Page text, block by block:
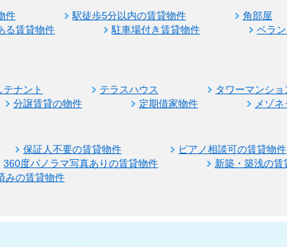
件 駅徒歩5分以内の賃貸物件
角部屋
る賃貸物件
駐車場付き賃貸物件
ベラ
テナント テラスハウス タワーマンショ
分譲賃貸の物件 定期借家物件 メゾネ
保証人不要の賃貸物件 ピアノ相談可の賃貸物件
360度パノラマ写真ありの賃貸物件
新築・築浅の賃
みの賃貸物件